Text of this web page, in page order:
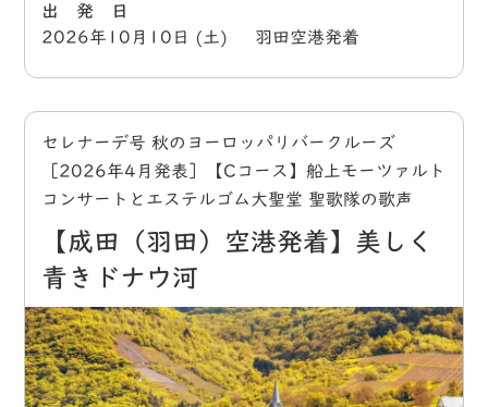
出 発 日
2026年10月10日 (土) 羽田空港発着
セレナーデ号 秋のヨーロッパリバークルーズ
［2026年4月発表］【Cコース】船上モーツァルト
コンサートとエステルゴム大聖堂 聖歌隊の歌声
【成田（羽田）空港発着】美しく
青きドナウ河